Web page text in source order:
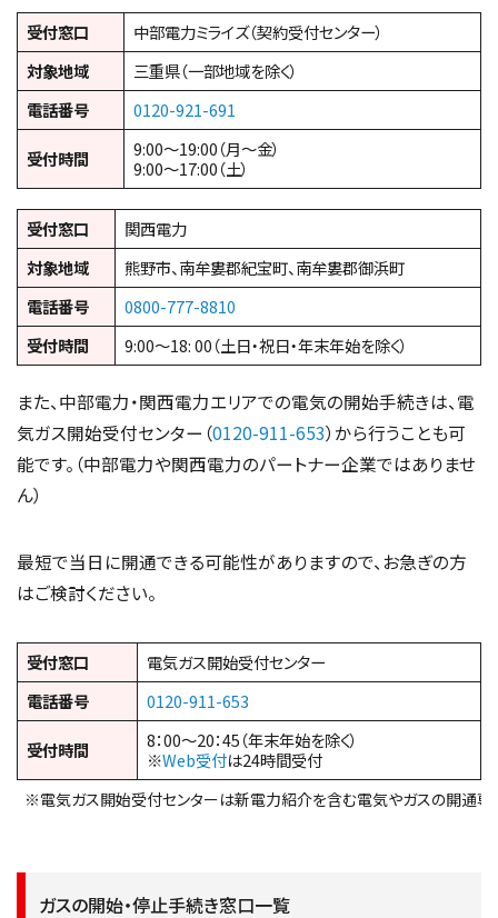
受付窓口
中部電力ミライズ（契約受付センター）
対象地域
三重県（一部地域を除く）
電話番号
0120-921-691
受付時間
9:00〜19:00（月〜金）
9:00〜17:00（土）
受付窓口
関西電力
対象地域
熊野市、南牟婁郡紀宝町、南牟婁郡御浜町
電話番号
0800-777-8810
受付時間
9:00〜18: 00（土日・祝日・年末年始を除く）
また、中部電力・関西電力エリアでの電気の開始手続きは、電
気ガス開始受付センター（0120-911-653）から行うことも可
能です。（中部電力や関西電力のパートナー企業ではありませ
ん）
最短で当日に開通できる可能性がありますので、お急ぎの方
はご検討ください。
受付窓口
電気ガス開始受付センター
電話番号
0120-911-653
受付時間
8：00～20：45（年末年始を除く）
※Web受付は24時間受付
※電気ガス開始受付センターは新電力紹介を含む電気やガスの開通専
ガスの開始・停止手続き窓口一覧